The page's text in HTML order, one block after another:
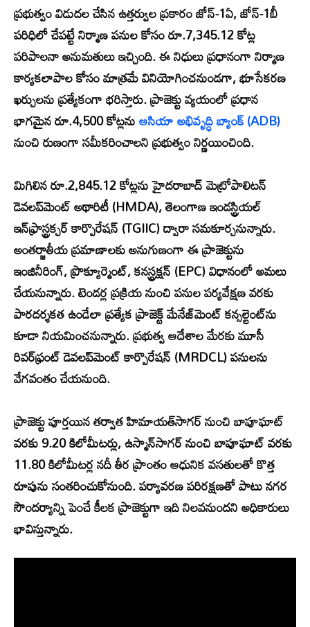
ప్రభుత్వం విడుదల చేసిన ఉత్తర్వుల ప్రకారం జోన్-1ఏ, జోన్-1బీ
పరిధిలో చేపట్టే నిర్మాణ పనుల కోసం రూ.7,345.12 కోట్ల
పరిపాలనా అనుమతులు ఇచ్చింది. ఈ నిధులు ప్రధానంగా నిర్మాణ
కార్యకలాపాల కోసం మాత్రమే వినియోగించనుండగా, భూసేకరణ
ఖర్చులను ప్రత్యేకంగా భరిస్తారు. ప్రాజెక్టు వ్యయంలో ప్రధాన
భాగమైన రూ.4,500 కోట్లనుఆసియా అభివృద్ధి బ్యాంక్ (ADB)
నుంచి రుణంగా సమీకరించాలని ప్రభుత్వం నిర్ణయించింది.
మిగిలిన రూ.2,845.12 కోట్లను హైదరాబాద్ మెట్రోపాలిటన్
డెవలప్‌మెంట్ అథారిటీ (HMDA), తెలంగాణ ఇండస్ట్రియల్
ఇన్‌ఫ్రాస్ట్రక్చర్ కార్పొరేషన్ (TGIIC) ద్వారా సమకూర్చనున్నారు.
అంతర్జాతీయ ప్రమాణాలకు అనుగుణంగా ఈ ప్రాజెక్టును
ఇంజినీరింగ్, ప్రొక్యూర్మెంట్, కనస్ట్రక్షన్ (EPC) విధానంలో అమలు
చేయనున్నారు. టెండర్ల ప్రక్రియ నుంచి పనుల పర్యవేక్షణ వరకు
పారదర్శకత ఉండేలా ప్రత్యేక ప్రాజెక్ట్ మేనేజ్‌మెంట్ కన్సల్టెంట్‌ను
కూడా నియమించనున్నారు. ప్రభుత్వ ఆదేశాల మేరకు మూసీ
రివర్‌ఫ్రంట్ డెవలప్‌మెంట్ కార్పొరేషన్ (MRDCL) పనులను
వేగవంతం చేయనుంది.
ప్రాజెక్టు పూర్తయిన తర్వాత హిమాయత్‌సాగర్ నుంచి బాపూఘాట్
వరకు 9.20 కిలోమీటర్లు, ఉస్మాన్‌సాగర్ నుంచి బాపూఘాట్ వరకు
11.80 కిలోమీటర్ల నదీ తీర ప్రాంతం ఆధునిక వసతులతో కొత్త
రూపును సంతరించుకోనుంది. పర్యావరణ పరిరక్షణతో పాటు నగర
సౌందర్యాన్ని పెంచే కీలక ప్రాజెక్టుగా ఇది నిలవనుందని అధికారులు
భావిస్తున్నారు.